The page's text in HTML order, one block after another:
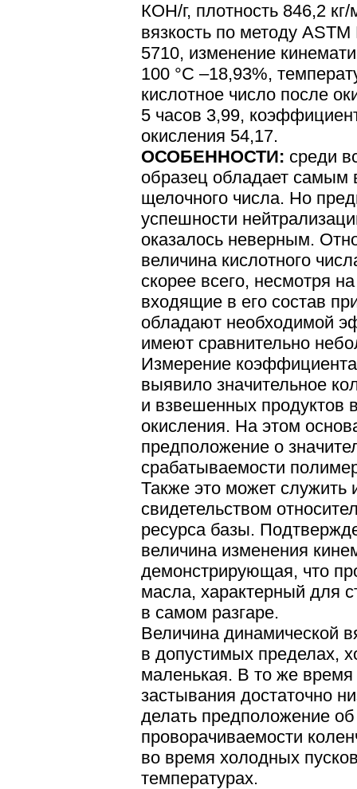
КОН/г, плотность 846,2 кг/
вязкость по методу
5710, изменение
100 °С –18,93%,
кислотное число после
5 часов 3,99,
окисления 54,17.
ОСОБЕННОСТИ: среди
образец обладает самым
щелочного числа. Но
успешности
оказалось неверным.
величина кислотного
скорее всего, несмотря
входящие в его состав
обладают необходимой
имеют сравнительно
Измерение коэффициента
выявило значительное
и взвешенных продуктов
окисления. На этом
предположение о
срабатываемости
Также это может служить
свидетельством
ресурса базы.
величина изменения
демонстрирующая, что
масла, характерный для
в самом разгаре.
Величина динамической
в допустимых пределах,
маленькая. В то же время
застывания достаточно
делать предположение
проворачиваемости
во время холодных
температурах.